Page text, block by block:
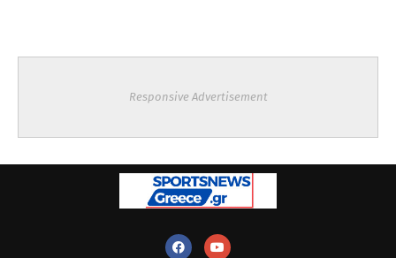
Responsive Advertisement